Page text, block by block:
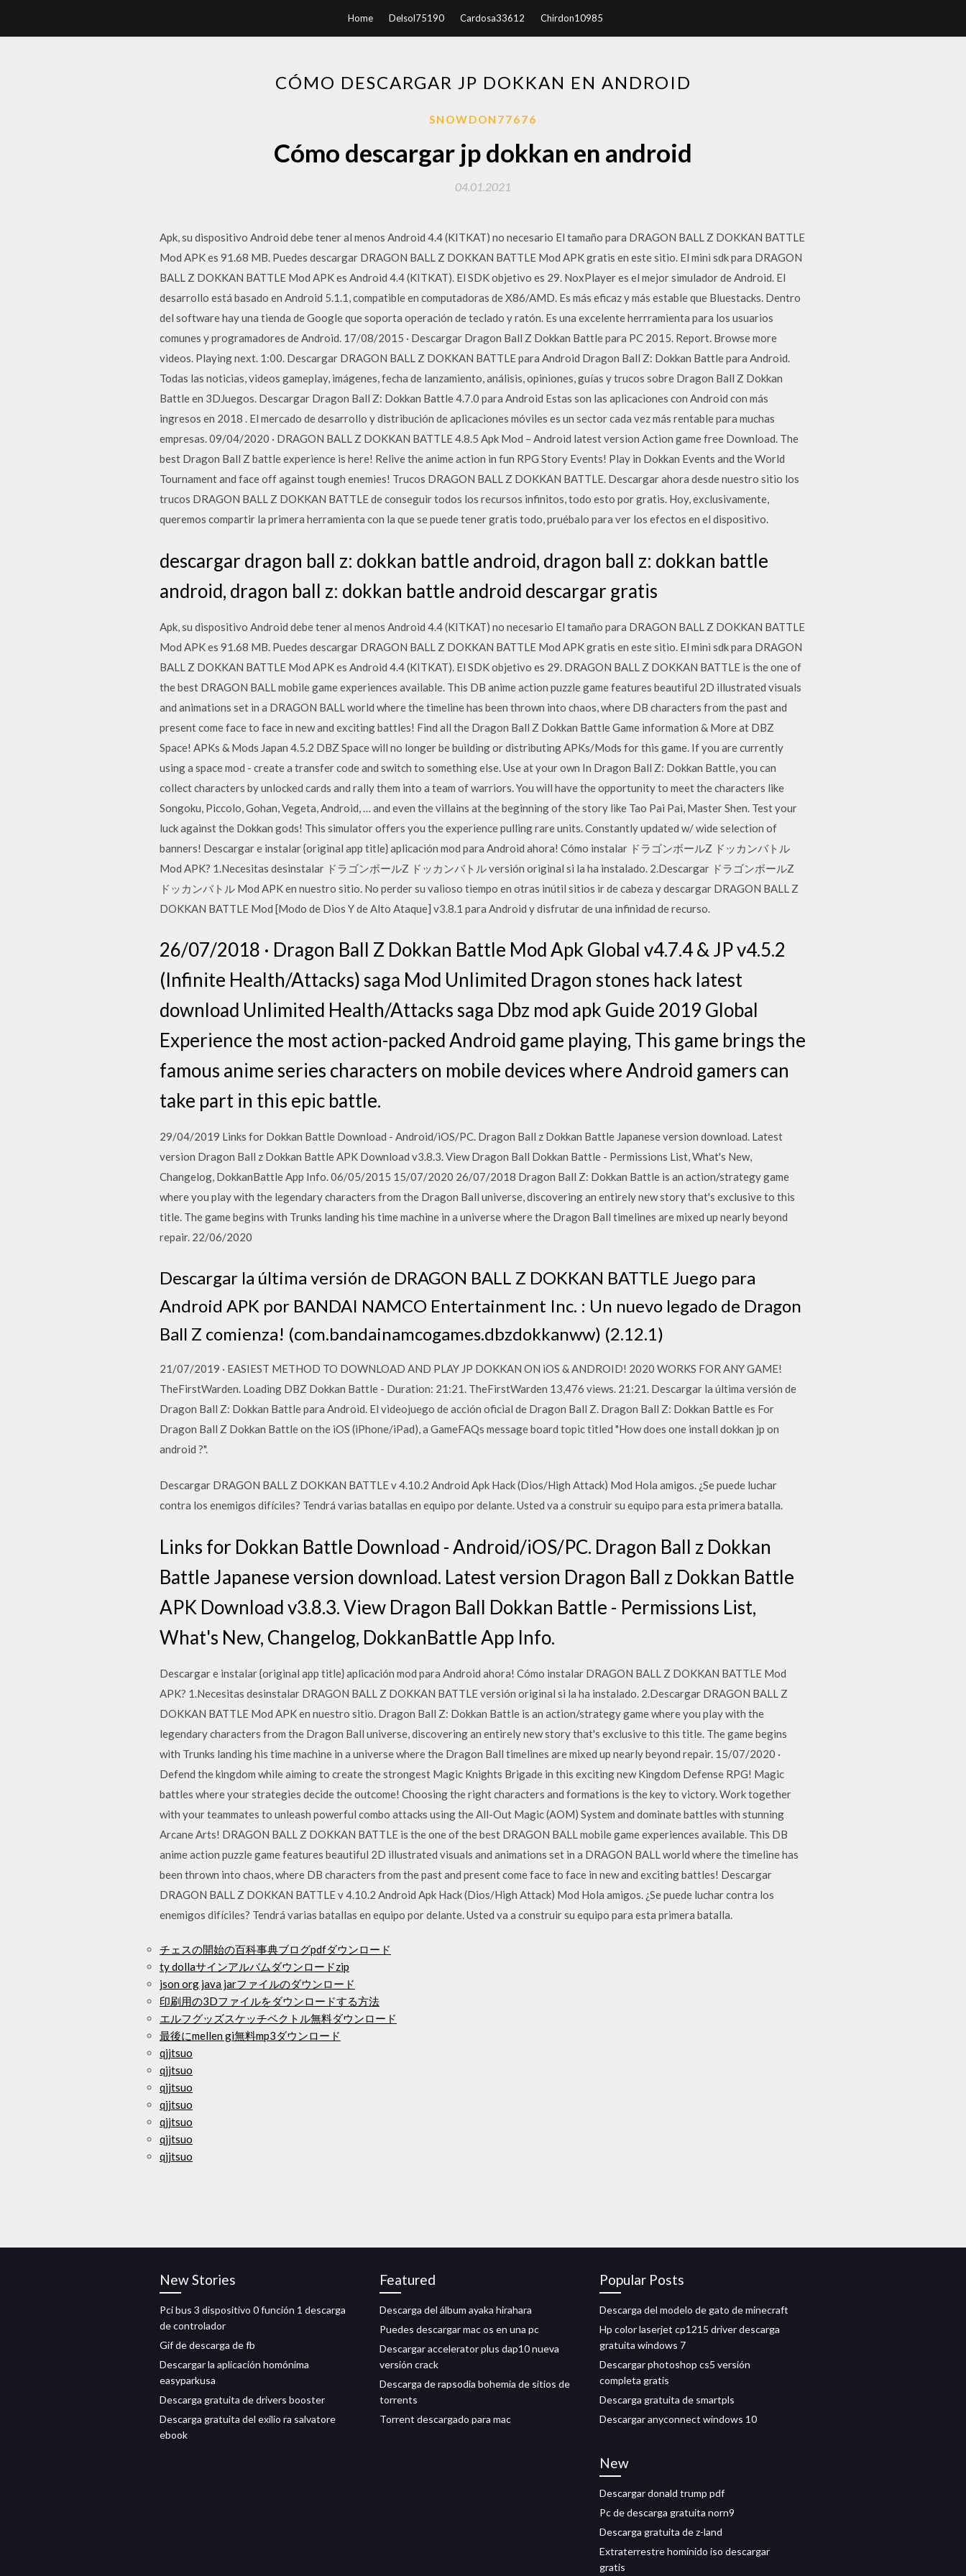
Home Delsol75190 Cardosa33612 Chirdon10985
CÓMO DESCARGAR JP DOKKAN EN ANDROID
SNOWDON77676
Cómo descargar jp dokkan en android
04.01.2021
Apk, su dispositivo Android debe tener al menos Android 4.4 (KITKAT) no necesario El tamaño para DRAGON BALL Z DOKKAN BATTLE
Mod APK es 91.68 MB. Puedes descargar DRAGON BALL Z DOKKAN BATTLE Mod APK gratis en este sitio. El mini sdk para DRAGON
BALL Z DOKKAN BATTLE Mod APK es Android 4.4 (KITKAT). El SDK objetivo es 29. NoxPlayer es el mejor simulador de Android. El
desarrollo está basado en Android 5.1.1, compatible en computadoras de X86/AMD. Es más eficaz y más estable que Bluestacks. Dentro
del software hay una tienda de Google que soporta operación de teclado y ratón. Es una excelente herrramienta para los usuarios
comunes y programadores de Android. 17/08/2015 · Descargar Dragon Ball Z Dokkan Battle para PC 2015. Report. Browse more
videos. Playing next. 1:00. Descargar DRAGON BALL Z DOKKAN BATTLE para Android Dragon Ball Z: Dokkan Battle para Android.
Todas las noticias, videos gameplay, imágenes, fecha de lanzamiento, análisis, opiniones, guías y trucos sobre Dragon Ball Z Dokkan
Battle en 3DJuegos. Descargar Dragon Ball Z: Dokkan Battle 4.7.0 para Android Estas son las aplicaciones con Android con más
ingresos en 2018 . El mercado de desarrollo y distribución de aplicaciones móviles es un sector cada vez más rentable para muchas
empresas. 09/04/2020 · DRAGON BALL Z DOKKAN BATTLE 4.8.5 Apk Mod – Android latest version Action game free Download. The
best Dragon Ball Z battle experience is here! Relive the anime action in fun RPG Story Events! Play in Dokkan Events and the World
Tournament and face off against tough enemies! Trucos DRAGON BALL Z DOKKAN BATTLE. Descargar ahora desde nuestro sitio los
trucos DRAGON BALL Z DOKKAN BATTLE de conseguir todos los recursos infinitos, todo esto por gratis. Hoy, exclusivamente,
queremos compartir la primera herramienta con la que se puede tener gratis todo, pruébalo para ver los efectos en el dispositivo.
descargar dragon ball z: dokkan battle android, dragon ball z: dokkan battle
android, dragon ball z: dokkan battle android descargar gratis
Apk, su dispositivo Android debe tener al menos Android 4.4 (KITKAT) no necesario El tamaño para DRAGON BALL Z DOKKAN BATTLE
Mod APK es 91.68 MB. Puedes descargar DRAGON BALL Z DOKKAN BATTLE Mod APK gratis en este sitio. El mini sdk para DRAGON
BALL Z DOKKAN BATTLE Mod APK es Android 4.4 (KITKAT). El SDK objetivo es 29. DRAGON BALL Z DOKKAN BATTLE is the one of
the best DRAGON BALL mobile game experiences available. This DB anime action puzzle game features beautiful 2D illustrated visuals
and animations set in a DRAGON BALL world where the timeline has been thrown into chaos, where DB characters from the past and
present come face to face in new and exciting battles! Find all the Dragon Ball Z Dokkan Battle Game information & More at DBZ
Space! APKs & Mods Japan 4.5.2 DBZ Space will no longer be building or distributing APKs/Mods for this game. If you are currently
using a space mod - create a transfer code and switch to something else. Use at your own In Dragon Ball Z: Dokkan Battle, you can
collect characters by unlocked cards and rally them into a team of warriors. You will have the opportunity to meet the characters like
Songoku, Piccolo, Gohan, Vegeta, Android, … and even the villains at the beginning of the story like Tao Pai Pai, Master Shen. Test your
luck against the Dokkan gods! This simulator offers you the experience pulling rare units. Constantly updated w/ wide selection of
banners! Descargar e instalar {original app title} aplicación mod para Android ahora! Cómo instalar ドラゴンボールZ ドッカンバトル
Mod APK? 1.Necesitas desinstalar ドラゴンボールZ ドッカンバトル versión original si la ha instalado. 2.Descargar ドラゴンボールZ
ドッカンバトル Mod APK en nuestro sitio. No perder su valioso tiempo en otras inútil sitios ir de cabeza y descargar DRAGON BALL Z
DOKKAN BATTLE Mod [Modo de Dios Y de Alto Ataque] v3.8.1 para Android y disfrutar de una infinidad de recurso.
26/07/2018 · Dragon Ball Z Dokkan Battle Mod Apk Global v4.7.4 & JP v4.5.2
(Infinite Health/Attacks) saga Mod Unlimited Dragon stones hack latest
download Unlimited Health/Attacks saga Dbz mod apk Guide 2019 Global
Experience the most action-packed Android game playing, This game brings the
famous anime series characters on mobile devices where Android gamers can
take part in this epic battle.
29/04/2019 Links for Dokkan Battle Download - Android/iOS/PC. Dragon Ball z Dokkan Battle Japanese version download. Latest
version Dragon Ball z Dokkan Battle APK Download v3.8.3. View Dragon Ball Dokkan Battle - Permissions List, What's New,
Changelog, DokkanBattle App Info. 06/05/2015 15/07/2020 26/07/2018 Dragon Ball Z: Dokkan Battle is an action/strategy game
where you play with the legendary characters from the Dragon Ball universe, discovering an entirely new story that's exclusive to this
title. The game begins with Trunks landing his time machine in a universe where the Dragon Ball timelines are mixed up nearly beyond
repair. 22/06/2020
Descargar la última versión de DRAGON BALL Z DOKKAN BATTLE Juego para
Android APK por BANDAI NAMCO Entertainment Inc. : Un nuevo legado de Dragon
Ball Z comienza! (com.bandainamcogames.dbzdokkanww) (2.12.1)
21/07/2019 · EASIEST METHOD TO DOWNLOAD AND PLAY JP DOKKAN ON iOS & ANDROID! 2020 WORKS FOR ANY GAME!
TheFirstWarden. Loading DBZ Dokkan Battle - Duration: 21:21. TheFirstWarden 13,476 views. 21:21. Descargar la última versión de
Dragon Ball Z: Dokkan Battle para Android. El videojuego de acción oficial de Dragon Ball Z. Dragon Ball Z: Dokkan Battle es For
Dragon Ball Z Dokkan Battle on the iOS (iPhone/iPad), a GameFAQs message board topic titled "How does one install dokkan jp on
android ?".
Descargar DRAGON BALL Z DOKKAN BATTLE v 4.10.2 Android Apk Hack (Dios/High Attack) Mod Hola amigos. ¿Se puede luchar
contra los enemigos difíciles? Tendrá varias batallas en equipo por delante. Usted va a construir su equipo para esta primera batalla.
Links for Dokkan Battle Download - Android/iOS/PC. Dragon Ball z Dokkan
Battle Japanese version download. Latest version Dragon Ball z Dokkan Battle
APK Download v3.8.3. View Dragon Ball Dokkan Battle - Permissions List,
What's New, Changelog, DokkanBattle App Info.
Descargar e instalar {original app title} aplicación mod para Android ahora! Cómo instalar DRAGON BALL Z DOKKAN BATTLE Mod
APK? 1.Necesitas desinstalar DRAGON BALL Z DOKKAN BATTLE versión original si la ha instalado. 2.Descargar DRAGON BALL Z
DOKKAN BATTLE Mod APK en nuestro sitio. Dragon Ball Z: Dokkan Battle is an action/strategy game where you play with the
legendary characters from the Dragon Ball universe, discovering an entirely new story that's exclusive to this title. The game begins
with Trunks landing his time machine in a universe where the Dragon Ball timelines are mixed up nearly beyond repair. 15/07/2020 ·
Defend the kingdom while aiming to create the strongest Magic Knights Brigade in this exciting new Kingdom Defense RPG! Magic
battles where your strategies decide the outcome! Choosing the right characters and formations is the key to victory. Work together
with your teammates to unleash powerful combo attacks using the All-Out Magic (AOM) System and dominate battles with stunning
Arcane Arts! DRAGON BALL Z DOKKAN BATTLE is the one of the best DRAGON BALL mobile game experiences available. This DB
anime action puzzle game features beautiful 2D illustrated visuals and animations set in a DRAGON BALL world where the timeline has
been thrown into chaos, where DB characters from the past and present come face to face in new and exciting battles! Descargar
DRAGON BALL Z DOKKAN BATTLE v 4.10.2 Android Apk Hack (Dios/High Attack) Mod Hola amigos. ¿Se puede luchar contra los
enemigos difíciles? Tendrá varias batallas en equipo por delante. Usted va a construir su equipo para esta primera batalla.
チェスの開始の百科事典ブログpdfダウンロード
ty dollaサインアルバムダウンロードzip
json org java jarファイルのダウンロード
印刷用の3Dファイルをダウンロードする方法
エルフグッズスケッチベクトル無料ダウンロード
最後にmellen gi無料mp3ダウンロード
qjjtsuo
qjjtsuo
qjjtsuo
qjjtsuo
qjjtsuo
qjjtsuo
qjjtsuo
New Stories
Pci bus 3 dispositivo 0 función 1 descarga
de controlador
Gif de descarga de fb
Descargar la aplicación homónima
easyparkusa
Descarga gratuita de drivers booster
Descarga gratuita del exilio ra salvatore
ebook
Featured
Descarga del álbum ayaka hirahara
Puedes descargar mac os en una pc
Descargar accelerator plus dap10 nueva
versión crack
Descarga de rapsodia bohemia de sitios de
torrents
Torrent descargado para mac
Popular Posts
Descarga del modelo de gato de minecraft
Hp color laserjet cp1215 driver descarga
gratuita windows 7
Descargar photoshop cs5 versión
completa gratis
Descarga gratuita de smartpls
Descargar anyconnect windows 10
New
Descargar donald trump pdf
Pc de descarga gratuita norn9
Descarga gratuita de z-land
Extraterrestre homínido iso descargar
gratis